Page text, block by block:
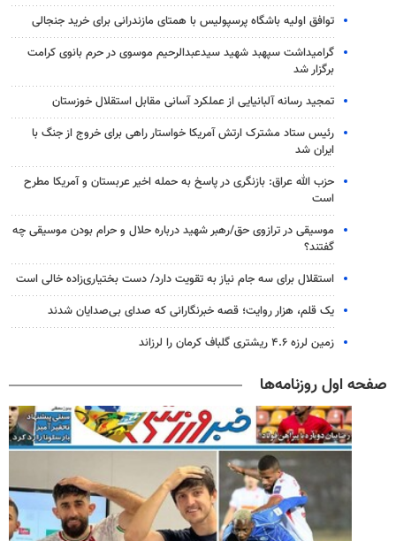
توافق اولیه باشگاه پرسپولیس با همتای مازندرانی برای خرید جنجالی
گرامیداشت سپهبد شهید سیدعبدالرحیم موسوی در حرم بانوی کرامت
برگزار شد
تمجید رسانه آلبانیایی از عملکرد آسانی مقابل استقلال خوزستان
رئیس ستاد مشترک ارتش آمریکا خواستار راهی برای خروج از جنگ با
ایران شد
حزب الله عراق: بازنگری در پاسخ به حمله اخیر عربستان و آمریکا مطرح
است
موسیقی در ترازوی حق/رهبر شهید درباره حلال و حرام بودن موسیقی چه
گفتند؟
استقلال برای سه جام نیاز به تقویت دارد/ دست بختیاری‌زاده خالی است
یک قلم، هزار روایت؛ قصه خبرنگارانی که صدای بی‌صدایان شدند
زمین لرزه ۴.۶ ریشتری گلباف کرمان را لرزاند
صفحه اول روزنامه‌ها